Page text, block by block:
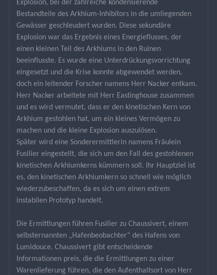
Explosion, bei der zahlreiche kondensierende
Bestandteile des Arkhium-Inhibitors in die umliegenden
Gewässer geschleudert wurden. Diese sekundäre
Explosion war das Ergebnis eines Energieflusses, der
einen kleinen Teil des Arkhiums in den Ruinen
beeinflusste. Es wurde eine Unterdrückungsvorrichtung
eingesetzt und die Krise konnte abgewendet werden,
doch ein leitender Forscher namens Herr Nacker entkam.
Herr Nacker arbeitete mit Herr Eastinghouse zusammen
und es wird vermutet, dass er den kinetischen Kern von
Arkhium gestohlen hat, um ein kleines Vermögen zu
machen und die kleine Explosion auszulösen.
Später wird eine Sonderermittlerin namens Fräulein
Fusilier eingestellt, die sich um den Fall des gestohlenen
kinetischen Arkhiumkerns kümmern soll. Ihr Hauptziel ist
es, den kinetischen Arkhiumkern so schnell wie möglich
wiederzubeschaffen, da es sich um einen extrem
instabilen Prototyp handelt.
Die Ermittlungen führen Fusilier zu Chaussivert, einem
selbsternannten „Hafenbeobachter“ des Hafens von
Lumidouce. Chaussivert gibt entscheidende
Informationen preis, die die Ermittlungen zu einer
Warenlieferung führen, die den Aufenthaltsort von Herr